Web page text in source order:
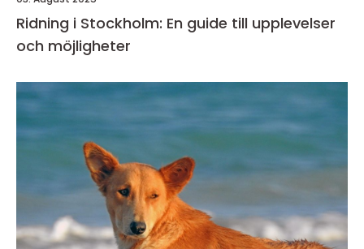
Ridning i Stockholm: En guide till upplevelser
och möjligheter